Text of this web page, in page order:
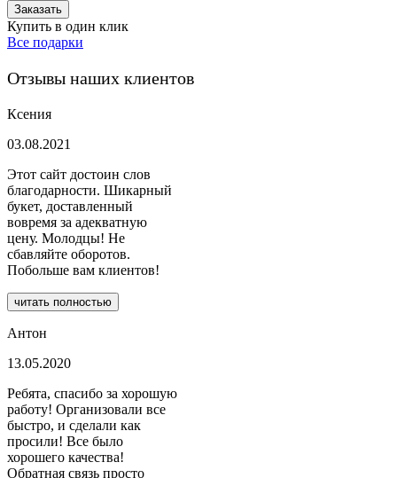
Заказать
Купить в один клик
Все подарки
Отзывы наших клиентов
Ксения
03.08.2021
Этот сайт достоин слов
благодарности. Шикарный
букет, доставленный
вовремя за адекватную
цену. Молодцы! Не
сбавляйте оборотов.
Побольше вам клиентов!
читать полностью
Антон
13.05.2020
Ребята, спасибо за хорошую
работу! Организовали все
быстро, и сделали как
просили! Все было
хорошего качества!
Обратная связь просто